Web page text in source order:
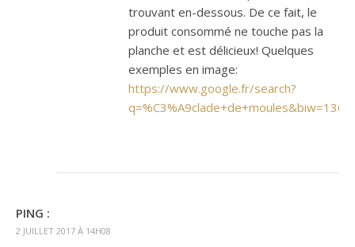
trouvant en-dessous. De ce fait, le
produit consommé ne touche pas la
planche et est délicieux! Quelques
exemples en image:
https://www.google.fr/search?
PING :
2 JUILLET 2017 À 14H08